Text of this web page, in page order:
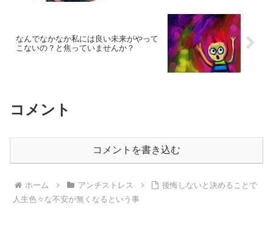
なんでなかなか私には良い未来がやって
こないの？と焦っていませんか？
コメント
コメントを書き込む
ホーム アンチストレス
後悔しないと決めることで
人生色々な不安が無くなるという事